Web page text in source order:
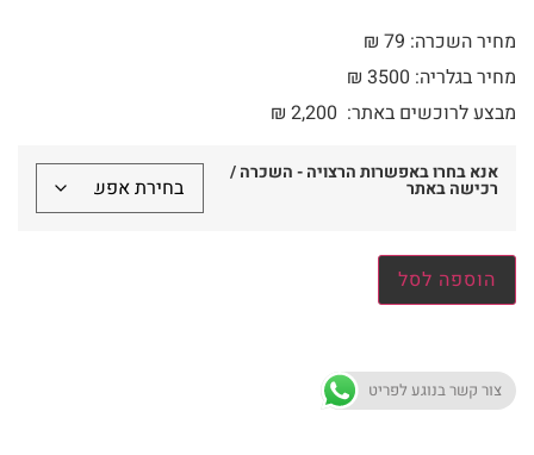
מחיר השכרה: 79 ₪
מחיר בגלריה: 3500 ₪
מבצע לרוכשים באתר:
₪ 2,200
אנא בחרו באפשרות הרצויה - השכרה /
רכישה באתר
הוספה לסל
צור קשר בנוגע לפריט